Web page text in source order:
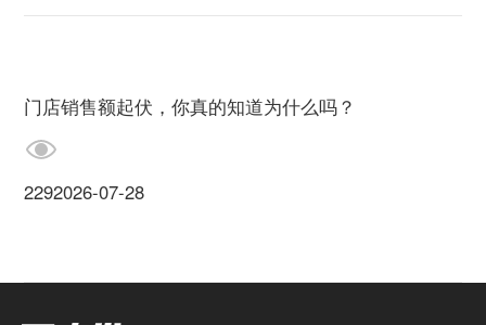
门店销售额起伏，你真的知道为什么吗？
2292026-07-28